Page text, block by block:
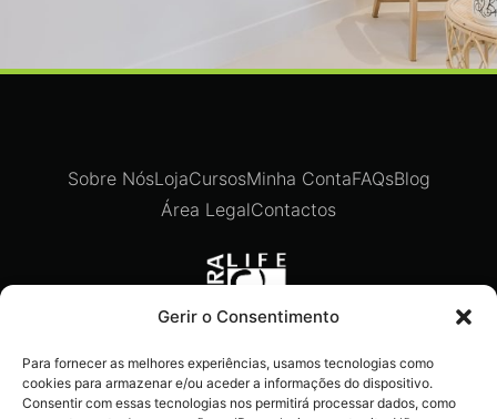
Gerir o Consentimento
Para fornecer as melhores experiências, usamos tecnologias como
cookies para armazenar e/ou aceder a informações do dispositivo.
Consentir com essas tecnologias nos permitirá processar dados, como
Recebe ofertas exclusivas,
novidades e dicas imperdíveis
Sobre NósLojaCursosMinha ContaFAQsBlog
Área LegalContactos